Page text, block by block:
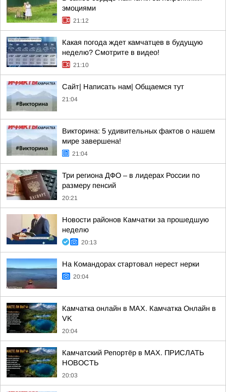
эмоциями
21:12
Какая погода ждет камчатцев в будущую
неделю? Cмотрите в видео!
21:10
Сайт| Написать нам| Общаемся тут
21:04
Викторина: 5 удивительных фактов о нашем
мире завершена!
21:04
Три региона ДФО – в лидерах России по
размеру пенсий
20:21
Новости районов Камчатки за прошедшую
неделю
20:13
На Командорах стартовал нерест нерки
20:04
Камчатка онлайн в MAX. Камчатка Онлайн в
VK
20:04
Камчатский Репортёр в MAX. ПРИСЛАТЬ
НОВОСТЬ
20:03